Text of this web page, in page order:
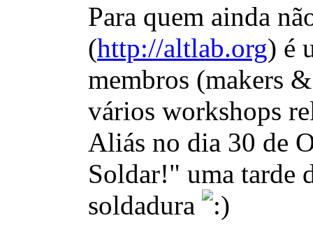
Para quem ainda
(http://altlab.org) é
membros (makers
vários workshops
Aliás no dia 30 de
Soldar!" uma tarde
soldadura